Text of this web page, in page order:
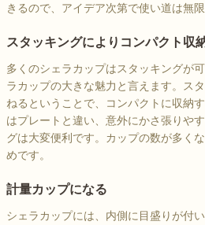
きるので、アイデア次第で使い道は無限
スタッキングによりコンパクト収
多くのシェラカップはスタッキングが
ラカップの大きな魅力と言えます。ス
ねるということで、コンパクトに収納
はプレートと違い、意外にかさ張りや
グは大変便利です。カップの数が多く
めです。
計量カップになる
シェラカップには、内側に目盛りが付